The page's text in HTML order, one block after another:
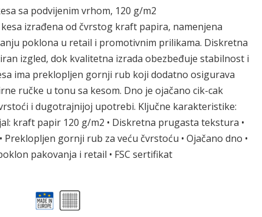
sa podvijenim vrhom, 120 g/m2
izrađena od čvrstog kraft papira, namenjena
poklona u retail i promotivnim prilikama. Diskretna
izgled, dok kvalitetna izrada obezbeđuje stabilnost i
ima preklopljen gornji rub koji dodatno osigurava
ručke u tonu sa kesom. Dno je ojačano cik-cak
i dugotrajnijoj upotrebi. Ključne karakteristike:
kraft papir 120 g/m2 • Diskretna prugasta tekstura •
gornji rub za veću čvrstoću • Ojačano dno •
pakovanja i retail • FSC sertifikat